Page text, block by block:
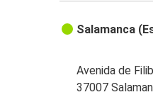
Salamanca
Avenida de
37007